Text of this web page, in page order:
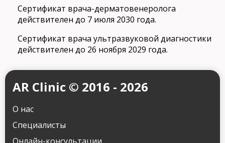
Сертификат врача-дерматовенеролога
действителен до 7 июля 2030 года.
Сертификат врача ультразвуковой диагностики
действителен до 26 ноября 2029 года.
AR Clinic © 2016 - 2026
О нас
Специалисты